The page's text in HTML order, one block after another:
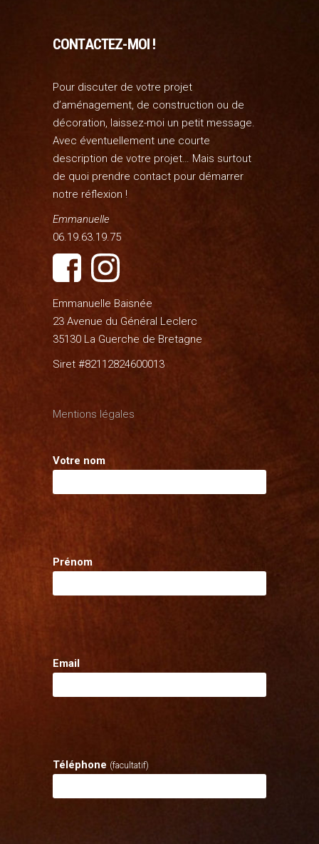
CONTACTEZ-MOI !
Pour discuter de votre projet
d’aménagement, de construction ou de
décoration, laissez-moi un petit message.
Avec éventuellement une courte
description de votre projet… Mais surtout
de quoi prendre contact pour démarrer
notre réflexion !
Emmanuelle
06.19.63.19.75
Emmanuelle Baisnée
23 Avenue du Général Leclerc
35130 La Guerche de Bretagne
Siret #82112824600013
Mentions légales
Votre nom
Prénom
Email
Téléphone (facultatif)